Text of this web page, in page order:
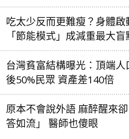
吃太少反而更難瘦？身體啟
「節能模式」成減重最大盲
台灣貧富結構曝光：頂端人
後50%民眾 資產差140倍
原本不會說外語 麻醉醒來
答如流」 醫師也傻眼